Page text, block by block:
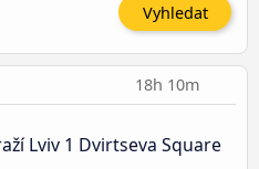
Vyhledat
18h 10m
Lviv 1 Dvirtseva Square